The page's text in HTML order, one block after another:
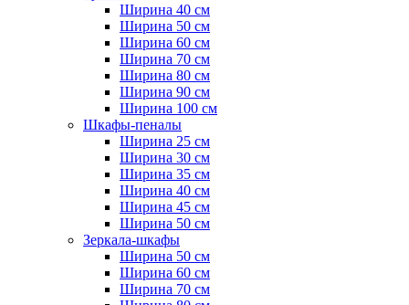
Ширина 40 см
Ширина 50 см
Ширина 60 см
Ширина 70 см
Ширина 80 см
Ширина 90 см
Ширина 100 см
Шкафы-пеналы
Ширина 25 см
Ширина 30 см
Ширина 35 см
Ширина 40 см
Ширина 45 см
Ширина 50 см
Зеркала-шкафы
Ширина 50 см
Ширина 60 см
Ширина 70 см